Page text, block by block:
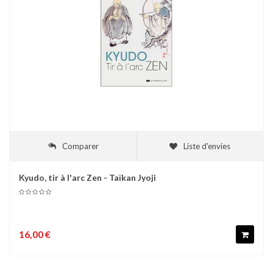
Comparer Liste d'envies
Kyudo, tir à l'arc Zen - Taïkan Jyoji
16,00 €